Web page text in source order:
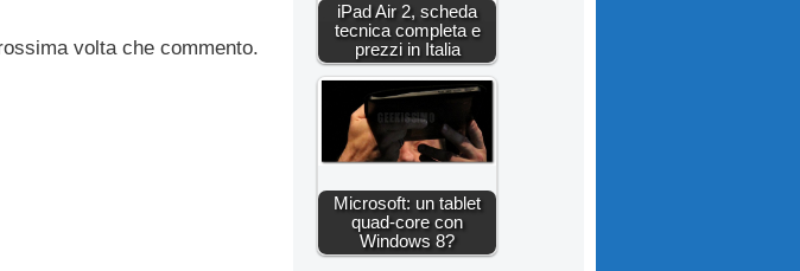
volta che commento.
iPad Air 2, scheda
tecnica completa e
prezzi in Italia
Microsoft: un tablet
quad-core con
Windows 8?